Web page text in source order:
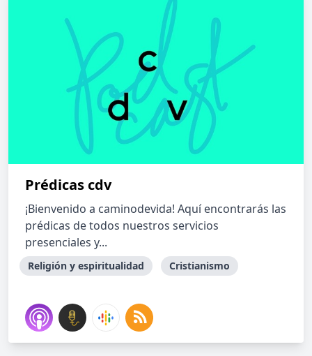
Prédicas cdv
¡Bienvenido a caminodevida! Aquí encontrarás las
prédicas de todos nuestros servicios
presenciales y...
Religión y espiritualidad Cristianismo